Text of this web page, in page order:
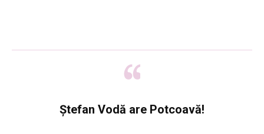
Ștefan Vodă are Potcoavă!